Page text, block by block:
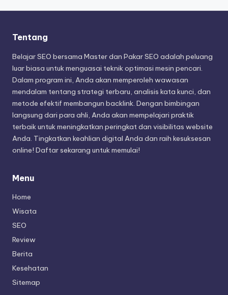
Tentang
Belajar SEO bersama Master dan Pakar SEO adalah peluang
luar biasa untuk menguasai teknik optimasi mesin pencari.
Dalam program ini, Anda akan memperoleh wawasan
mendalam tentang strategi terbaru, analisis kata kunci, dan
metode efektif membangun backlink. Dengan bimbingan
langsung dari para ahli, Anda akan mempelajari praktik
terbaik untuk meningkatkan peringkat dan visibilitas website
Anda. Tingkatkan keahlian digital Anda dan raih kesuksesan
online! Daftar sekarang untuk memulai!
Menu
Home
Wisata
SEO
Review
Berita
Kesehatan
Sitemap